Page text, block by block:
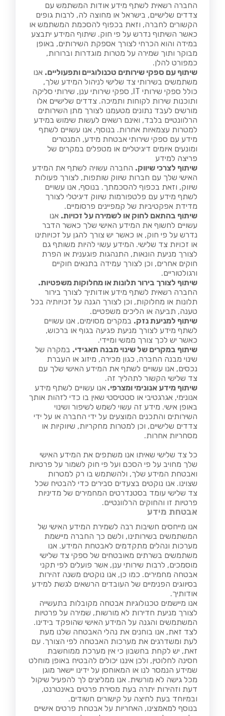
החברה רשאית לשתף מידע אודות המשתמש עם
צדדים שלישיים, בישראל או מחוצה לה, לרבות גופים
הקשורים לחברה, וזאת בכפוף להסכמת המשתמש או
כאשר השיתוף נדרש על פי חוק. שיתוף המידע יתבצע
במידה והוא הכרחי לצורך אספקת השירותים, באופן
מבוקר ותוך שמירה על מטרות מוגדרות וברורות,
כמפורט להלן.
שיתוף עם ספקי שירותים טכנולוגיים ותפעוליים. אנו
משתמשים בשירותי צד שלישי לניהול המידע שלך,
כולל ספקי שירותי IT, ספקי שירותי ענן, שירותי סליקה
ותוכנות שירות לקוחות ותמיכה. צדדים שלישיים אלו
מורשים לעבד נתונים מטעמנו לצורך מתן השירותים
הרלוונטיים בלבד, ואינם רשאים לעשות שימוש במידע
למטרות עצמאיות אחרות. בנוסף, אנו עשויים לשתף
מידע עם ספקי שירותי אבטחת מידע, המנטרים
ומונעים איומים דיגיטליים או מטפלים במקרים של
פריצה למידע
שיתוף לצרכי שיווק. החברה עשויה לשתף את המידע
האישי שלך עם חברות שיווק שותפות, לצורך פעולות
שיווק, וזאת בכפוף להסכמתך. בנוסף, אנו עשויים
לשתף מידע עם פלטפורמות שיווק דיגיטלי לצורך
מדידת אפקטיביות של קמפיינים פרסומיים.
שיתוף בהתאם לחוק או לשמירה על זכויות. אנו
עשויים לחשוף את המידע האישי שלך כאשר הדבר
נדרש על פי חוק, או כאשר יש צורך להגן על זכויותינו
או זכויות צד שלישי. המידע עשוי להיות משותף גם
לצורך מניעת הונאות, התנהגות פוגענית או הפרת
חוקים אחרים, וכן לצורך עמידה בתנאים חוקיים
ורגולטוריים.
שיתוף לצורך בירור תלונות או מחלוקות משפטיות.
החברה רשאית לשתף מידע אודותיך לצורך בירור
תלונות או מחלוקות, וכן לצורך הגנה על זכויותיה בכל
טענה, תביעה או הליכים משפטיים.
שיתוף למניעת נזק. במקרים מסוימים, אנו עשויים
לשתף מידע לצורך מניעת פגיעה בגוף או ברכוש,
כאשר יש לכך צורך ממשי ומיידי.
שיתוף במקרים של שינוי מבנה תאגידי. במקרה של
שינוי מבנה החברה, כגון מכירה, מיזוג או העברת
נכסים, אנו עשויים לשתף את המידע האישי שלך עם
צד שלישי הקשור לתהליך זה.
שיתוף מידע אנונימי ומצרפי. אנו עשויים לשתף מידע
אנונימי, אגרגטיבי או סטטיסטי שאין בו כדי לזהות אותך
באופן אישי. מידע זה עשוי לשמש לשיפור ושינוי
השירותים והתכנים המוצעים על ידי החברה או על ידי
צדדים שלישיים, וכן למטרות מחקריות, שיווקיות או
מסחריות אחרות.
כל צד שלישי שאיתו אנו משתפים את המידע האישי
שלך מחויב על פי הסכם ועל פי חוק לשמור על פרטיות
ואבטחת המידע שלך, ולהשתמש בו רק למטרות
שצוינו. אנו נוקטים בצעדים סבירים כדי להבטיח שכל
צד שלישי עומד בסטנדרטים המחמירים של מדיניות
פרטיות זו והחוקים הרלוונטיים.
אבטחת מידע
אנו מייחסים חשיבות רבה לשמירת המידע האישי של
המשתמשים בשירותינו, ולשם כך החברה מיישמת
מערכות ונהלים מתקדמים לאבטחת המידע. אנו
משתמשים בשרתים מאובטחים של ספקי צד שלישי
מוסמכים, לרבות שירותי ענן, אשר פועלים לפי תקני
אבטחה מחמירים. כמו כן, אנו נוקטים משנה זהירות
בסיווגים הפנימיים של העובדים הרשאים לגשת למידע
אודותיך.
אנו מיישמים טכנולוגיות אבטחה מקובלות בתעשייה
לצורך מניעת חדירות לא מורשות, שמירה על פרטיות
המשתמשים והגנה על המידע האישי שהופקד בידינו.
לצד זאת, אנו בוחנים את נהלי האבטחה שלנו מעת
לעת ומשדרגים את מערכות האבטחה לפי הצורך. עם
זאת, יש לקחת בחשבון כי אין מערכת ממוחשבת
חסינה לחלוטין, ולכן איננו יכולים להבטיח באופן מוחלט
שמידע הנמסר לנו או המאוחסן על ידינו יישאר מוגן
מכל גישה לא מורשית. אנו ממליצים לך להפעיל שיקול
דעת וזהירות יתרה בעת מסירת פרטים באינטרנט,
ובמיוחד בעת לחיצה על קישורים חשודים.
בנוסף למאמצינו, האחריות על אבטחת פרטים אישיים